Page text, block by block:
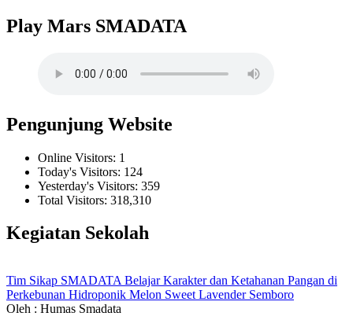
Play Mars SMADATA
Pengunjung Website
Online Visitors: 1
Today's Visitors: 124
Yesterday's Visitors: 359
Total Visitors: 318,310
Kegiatan Sekolah
Tim Sikap SMADATA Belajar Karakter dan Ketahanan Pangan di
Perkebunan Hidroponik Melon Sweet Lavender Semboro
Oleh : Humas Smadata